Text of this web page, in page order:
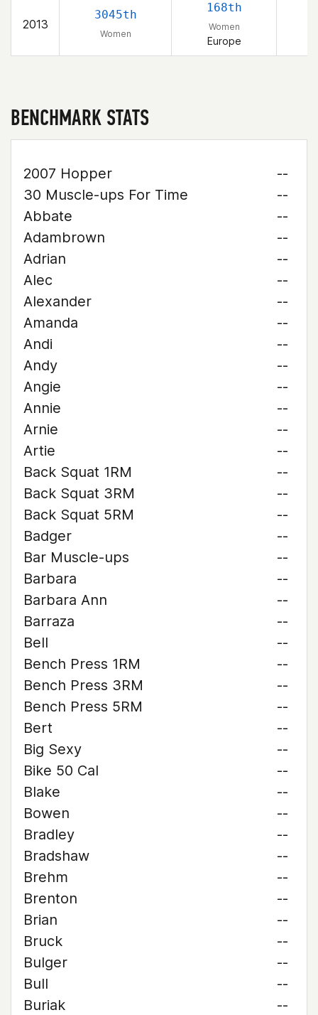
2013
3045th
Women
168th
Women
Europe
BENCHMARK STATS
2007 Hopper
--
30 Muscle-ups For Time
--
Abbate
--
Adambrown
--
Adrian
--
Alec
--
Alexander
--
Amanda
--
Andi
--
Andy
--
Angie
--
Annie
--
Arnie
--
Artie
--
Back Squat 1RM
--
Back Squat 3RM
--
Back Squat 5RM
--
Badger
--
Bar Muscle-ups
--
Barbara
--
Barbara Ann
--
Barraza
--
Bell
--
Bench Press 1RM
--
Bench Press 3RM
--
Bench Press 5RM
--
Bert
--
Big Sexy
--
Bike 50 Cal
--
Blake
--
Bowen
--
Bradley
--
Bradshaw
--
Brehm
--
Brenton
--
Brian
--
Bruck
--
Bulger
--
Bull
--
Buriak
--